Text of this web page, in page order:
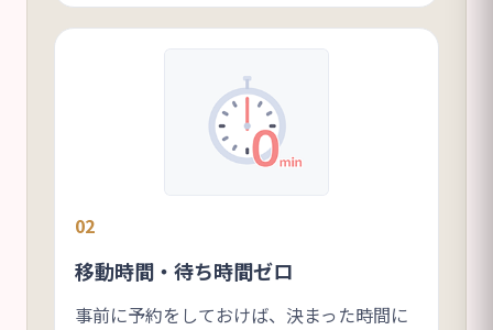
02
移動時間・待ち時間ゼロ
事前に予約をしておけば、決まった時間に